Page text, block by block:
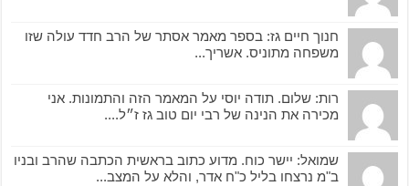
חנוך חיים גז: בספר מאמר אסתר של הרב חדד עולה שזו
משפחה מתוניס. אשריך...
רות: שלום. תודה יוסי על המאמר הזה והתמונות. אני
מכירה את הנינה של רבי יום טוב גז ז״ל....
שמואל: יישר כוח. מדוע כתוב בראשית הכתבה שהרב ובניו
ב"מ נרצחו בליל כ"ח אדר, והלא על המצב...